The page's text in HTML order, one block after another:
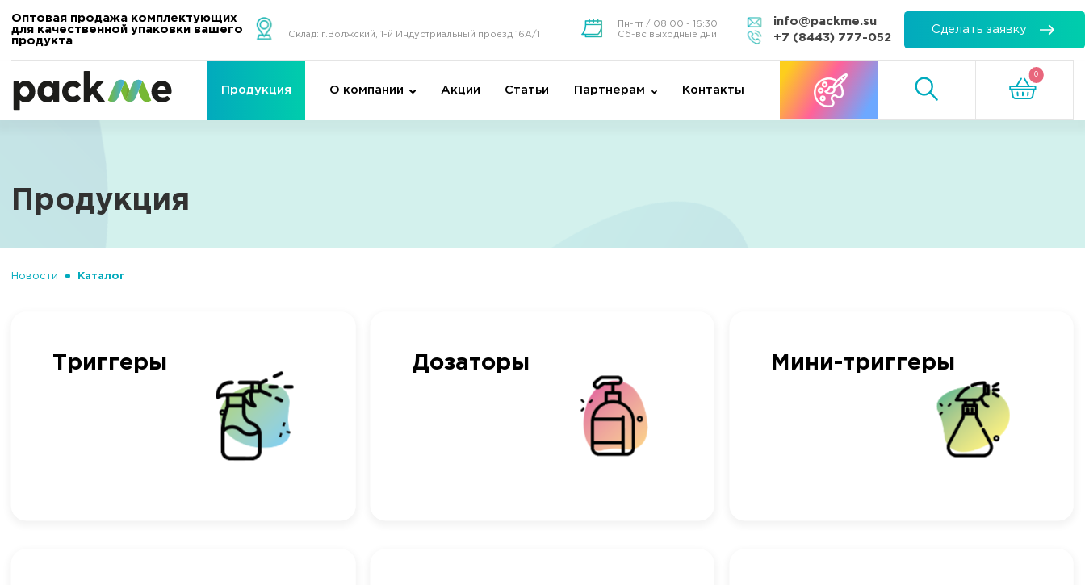
Оптовая продажа комплектующих
для качественной упаковки вашего
продукта
Склад: г.Волжский, 1-й Индустриальный проезд 16А/1
Пн-пт / 08:00 - 16:30
Сб-вс выходные дни
info@packme.su
+7 (8443) 777-052
Сделать заявку
Продукция О компании Акции Статьи Партнерам Контакты Онлайн-конструктор
Посмотреть
товары в заявке
0
Продукция
Новости Каталог
Триггеры Дозаторы Мини-триггеры